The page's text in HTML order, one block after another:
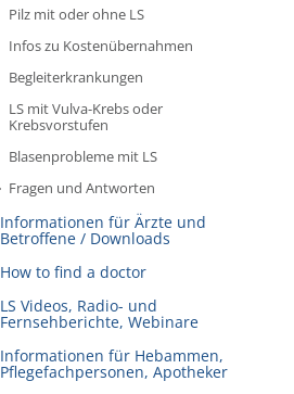
Pilz mit oder ohne LS
Infos zu Kostenübernahmen
Begleiterkrankungen
LS mit Vulva-Krebs oder
Krebsvorstufen
Blasenprobleme mit LS
Fragen und Antworten
Informationen für Ärzte und
Betroffene / Downloads
How to find a doctor
LS Videos, Radio- und
Fernsehberichte, Webinare
Informationen für Hebammen,
Pflegefachpersonen, Apotheker